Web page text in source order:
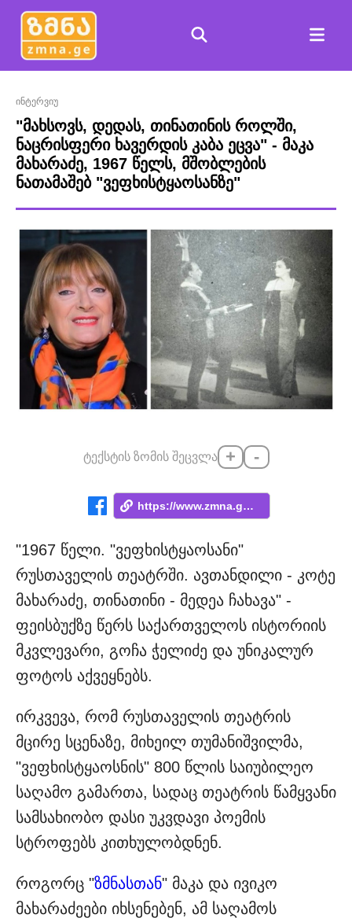
ინტერვიუ
"მახსოვს, დედას, თინათინის როლში,
ნაცრისფერი ხავერდის კაბა ეცვა" - მაკა
მახარაძე, 1967 წელს, მშობლების
ნათამაშებ "ვეფხისტყაოსანზე"
ტექსტის ზომის შეცვლა + -
https://www.zmna.ge/news/makhsovs-dedas-...
"1967 წელი. "ვეფხისტყაოსანი"
რუსთაველის თეატრში. ავთანდილი - კოტე
მახარაძე, თინათინი - მედეა ჩახავა" -
ფეისბუქზე წერს საქართველოს ისტორიის
მკვლევარი, გოჩა ჭელიძე და უნიკალურ
ფოტოს აქვეყნებს.
ირკვევა, რომ რუსთაველის თეატრის
მცირე სცენაზე, მიხეილ თუმანიშვილმა,
"ვეფხისტყაოსნის" 800 წლის საიუბილეო
საღამო გამართა, სადაც თეატრის წამყვანი
სამსახიობო დასი უკვდავი პოემის
სტროფებს კითხულობდნენ.
როგორც "ზმნასთან" მაკა და ივიკო
მახარაძეები იხსენებენ, ამ საღამოს